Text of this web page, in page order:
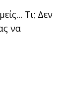
Τι; Δεν
να